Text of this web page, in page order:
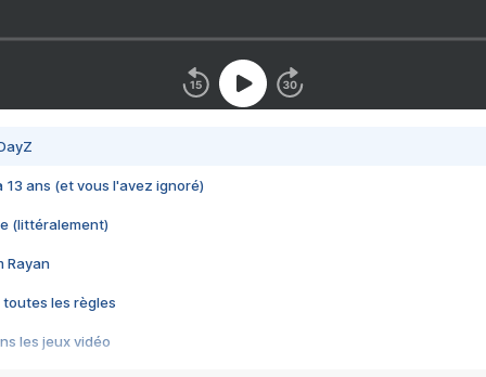
13 ans (et vous l'avez ignoré)
(littéralement)
Rayan
toutes les règles
les jeux vidéo